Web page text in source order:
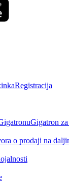
Registracija
Gigatron
o prodaji na